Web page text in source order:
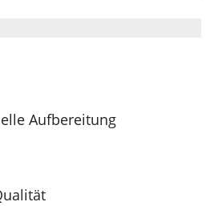
Aufbereitung